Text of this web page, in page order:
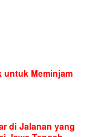
untuk Meminjam
di Jalanan yang